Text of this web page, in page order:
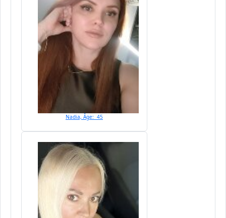
Nadia, Âge: 45